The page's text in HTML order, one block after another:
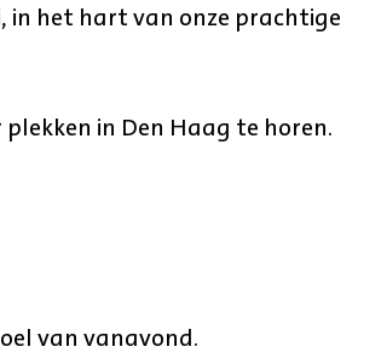
in het hart van onze prachtige
in Den Haag te horen.
van vanavond.